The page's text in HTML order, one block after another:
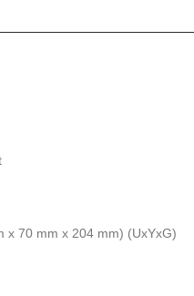
x 70 mm x 204 mm) (UxYxG)